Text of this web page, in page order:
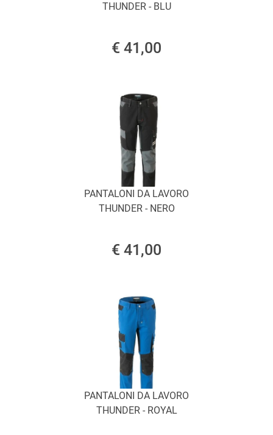
THUNDER - BLU
€ 41,00
PANTALONI DA LAVORO
THUNDER - NERO
€ 41,00
PANTALONI DA LAVORO
THUNDER - ROYAL